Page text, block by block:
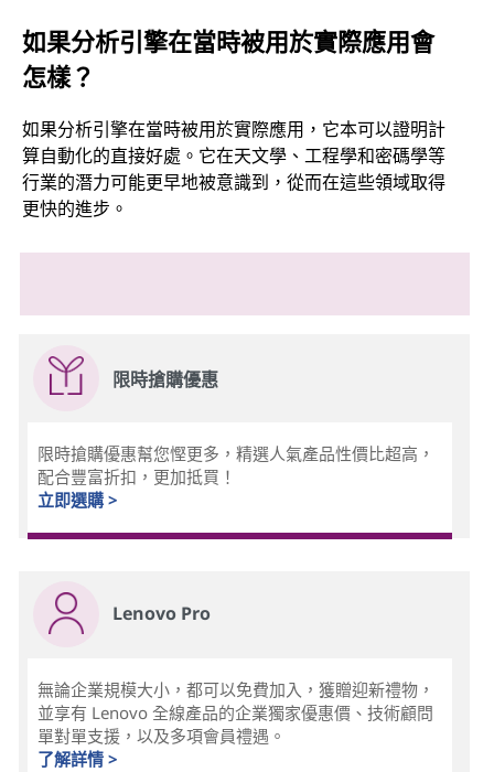
如果分析引擎在當時被用於實際應用會
怎樣？
如果分析引擎在當時被用於實際應用，它本可以證明計
算自動化的直接好處。它在天文學、工程學和密碼學等
行業的潛力可能更早地被意識到，從而在這些領域取得
更快的進步。
限時搶購優惠
限時搶購優惠幫您慳更多，精選人氣產品性價比超高，
配合豐富折扣，更加抵買！
立即選購 >
Lenovo Pro
無論企業規模大小，都可以免費加入，獲贈迎新禮物，
並享有 Lenovo 全線產品的企業獨家優惠價、技術顧問
單對單支援，以及多項會員禮遇。
了解詳情 >